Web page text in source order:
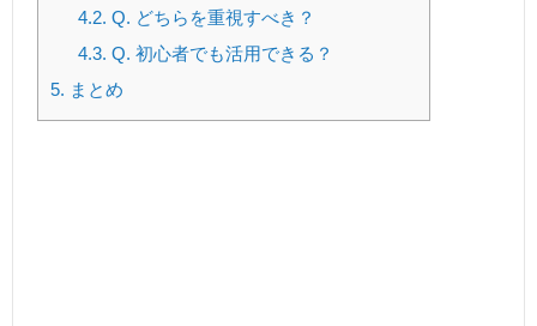
4.2. Q. どちらを重視すべき？
4.3. Q. 初心者でも活用できる？
5. まとめ